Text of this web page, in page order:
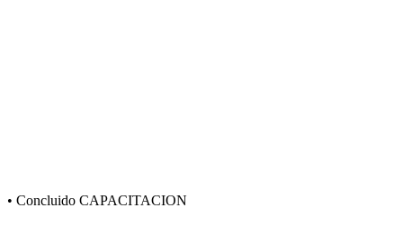
• Concluido CAPACITACION